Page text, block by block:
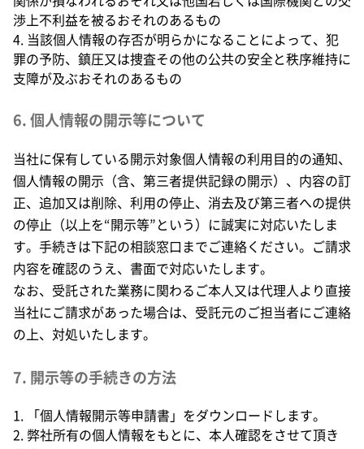
渉上不利益を被るおそれのあるもの
4. 当該個人情報の存否が明らかになることによって、犯
罪の予防、鎮圧又は捜査その他の公共の安全と秩序維持に
支障が及ぶおそれのあるもの
6. 個人情報の開示等について
当社に保有している開示対象個人情報の利用目的の通知、
個人情報の開示（含、第三者提供記録の開示）、内容の訂
正、追加又は削除、利用の停止、消去及び第三者への提供
の停止（以上を“開示等”という）に誠実に対応いたしま
す。手続きは下記の相談窓口までご連絡ください。ご請求
内容を確認のうえ、書面で対応いたします。
なお、受託された業務に関わるご本人又は代理人より直接
当社にご請求があった場合は、受託元のご担当者にご連絡
の上、対処いたします。
7. 開示等の手続きの方法
1. 「個人情報開示等申請書」をダウンロードします。
2. 弊社所有の個人情報をもとに、本人確認をさせて頂き